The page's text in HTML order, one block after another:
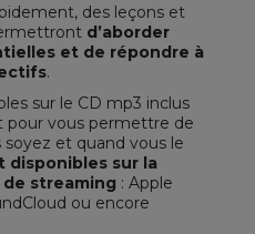
des leçons et
d’aborder
et de répondre à
.
sur le CD mp3 inclus
pour vous permettre de
et quand vous le
disponibles sur la
streaming : Apple
ou encore